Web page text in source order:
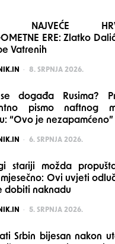
NAJVEĆE
ERE: Zlatko
Vatrenih
8. SRPNJA 2026.
događa Rusima?
pismo naftnog
“Ovo je nezapamćeno”
6. SRPNJA 2026.
stariji možda
Ovi uvjeti
dobiti naknadu
5. SRPNJA 2026.
Srbin bijesan nakon